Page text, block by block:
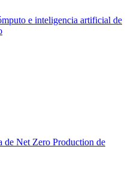
e inteligencia artificial de
de Net Zero Production de